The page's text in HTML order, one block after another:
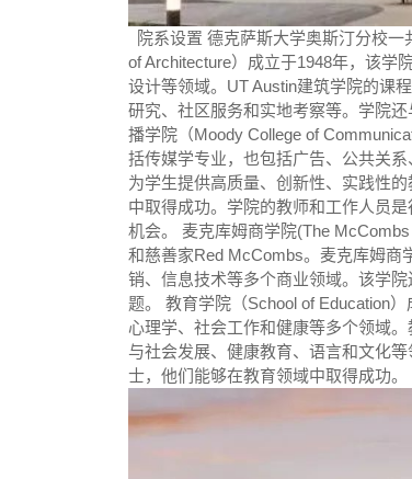
院系设置 德克萨斯大学奥斯汀分校
of Architecture）成立于1948年，该学
设计等领域。UT Austin建筑学院的课
研究、社区服务和实地考察等。学院
播学院（Moody College of
括传媒学专业，也包括广告、公共关
为学生提供高质量、创新性、实践性
中取得成功。学院的教师和工作人员
机会。 麦克库姆商学院(The
和慈善家Red McCombs。麦克库姆商
销、信息技术等多个商业领域。该学
题。 教育学院（School of Education
心理学、社会工作和健康等多个领域
与社会发展、健康教育、语言和文化
士，他们能够在教育领域中取得成功。